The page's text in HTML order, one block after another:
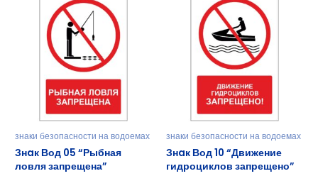
знаки безопасности на водоемах
Знaк Вод 05 “Рыбная
ловля запрещена”
знаки безопасности на водоемах
Знaк Вод 10 “Движение
гидроциклов запрещено”